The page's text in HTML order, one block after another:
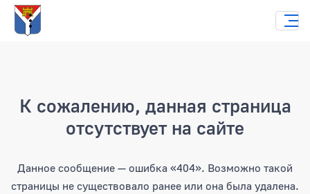
К сожалению, данная страница
отсутствует на сайте
Данное сообщение — ошибка «404». Возможно такой
страницы не существовало ранее или она была удалена.